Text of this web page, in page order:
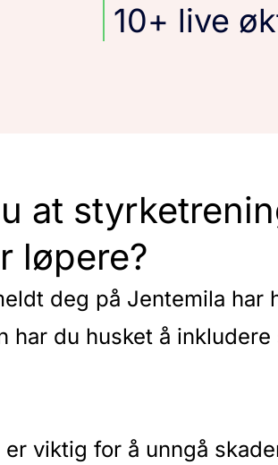
10+ live
at
løpere?
deg på Jentemila
har du husket å
viktig for å unngå